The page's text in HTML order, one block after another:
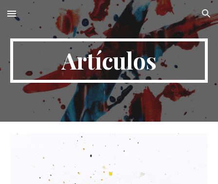
Skip to main content Skip to navigation
Artículos